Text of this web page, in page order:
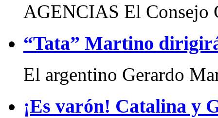
AGENCIAS El Consejo
“Tata” Martino
El argentino Gerardo
¡Es varón! Catalina y